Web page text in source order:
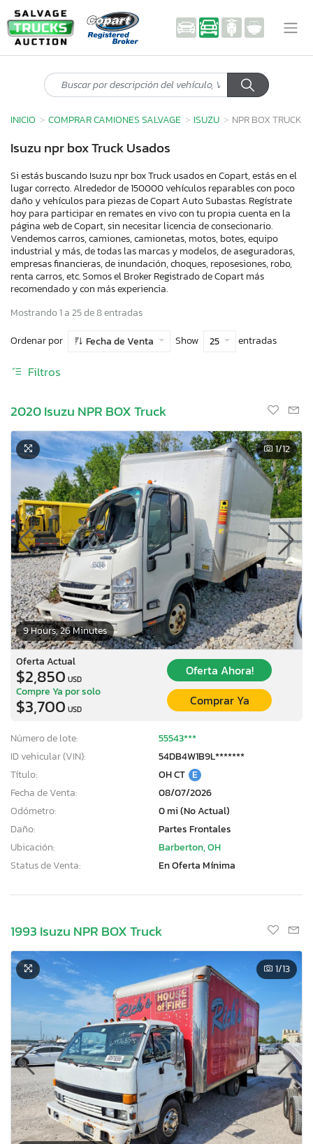
INICIO COMPRAR CAMIONES SALVAGE ISUZU NPR BOX TRUCK
Isuzu npr box Truck Usados
Si estás buscando Isuzu npr box Truck usados en Copart, estás en el
lugar correcto. Alrededor de 150000 vehículos reparables con poco
daño y vehículos para piezas de Copart Auto Subastas. Regístrate
hoy para participar en remates en vivo con tu propia cuenta en la
página web de Copart, sin necesitar licencia de consecionario.
Vendemos carros, camiones, camionetas, motos, botes, equipo
industrial y más, de todas las marcas y modelos, de aseguradoras,
empresas financieras, de inundación, choques, reposesiones, robo,
renta carros, etc. Somos el Broker Registrado de Copart más
recomendado y con más experiencia.
Mostrando 1 a 25 de 8 entradas
Ordenar por
Fecha de Venta Show 25 entradas
Filtros
2020 Isuzu NPR BOX Truck
9 Hours, 26 Minutes
1/12
Oferta Actual
$2,850 USD
Oferta Ahora!
Compre Ya por solo
$3,700 USD
Comprar Ya
Número de lote:
55543***
ID vehicular (VIN):
54DB4W1B9L*******
Título:
OH CT E
Fecha de Venta:
08/07/2026
Odómetro:
0 mi (No Actual)
Daño:
Partes Frontales
Ubicación:
Barberton, OH
Status de Venta:
En Oferta Mínima
1993 Isuzu NPR BOX Truck
1/13